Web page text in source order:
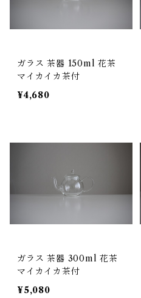
ガラス 茶器 150ml 花茶
マイカイカ茶付
¥4,680
ガラス 茶器 300ml 花茶
マイカイカ茶付
¥5,080